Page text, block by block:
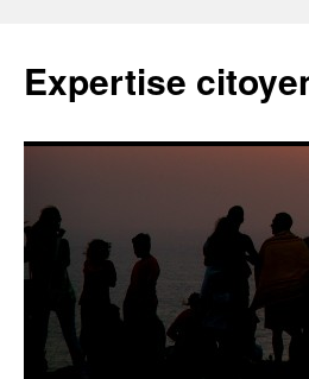
Expertise